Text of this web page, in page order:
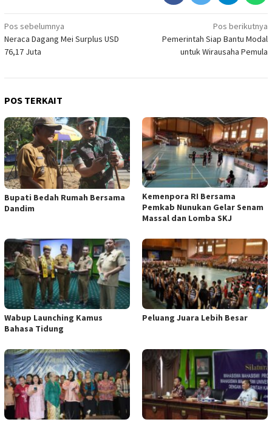
Navigasi
pos
Pos sebelumnya
Neraca Dagang Mei Surplus USD
76,17 Juta
Pos berikutnya
Pemerintah Siap Bantu Modal
untuk Wirausaha Pemula
POS TERKAIT
Bupati Bedah Rumah Bersama
Dandim
Kemenpora RI Bersama
Pemkab Nunukan Gelar Senam
Massal dan Lomba SKJ
Wabup Launching Kamus
Bahasa Tidung
Peluang Juara Lebih Besar